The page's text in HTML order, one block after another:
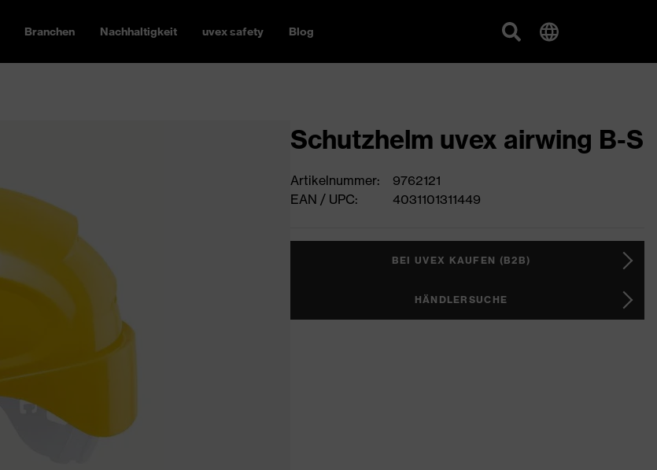
Branchen Nachhaltigkeit uvex safety Blog
Schutzhelm uvex airwing B-S
Artikelnummer:
9762121
EAN / UPC:
4031101311449
BEI UVEX KAUFEN (B2B)
HÄNDLERSUCHE